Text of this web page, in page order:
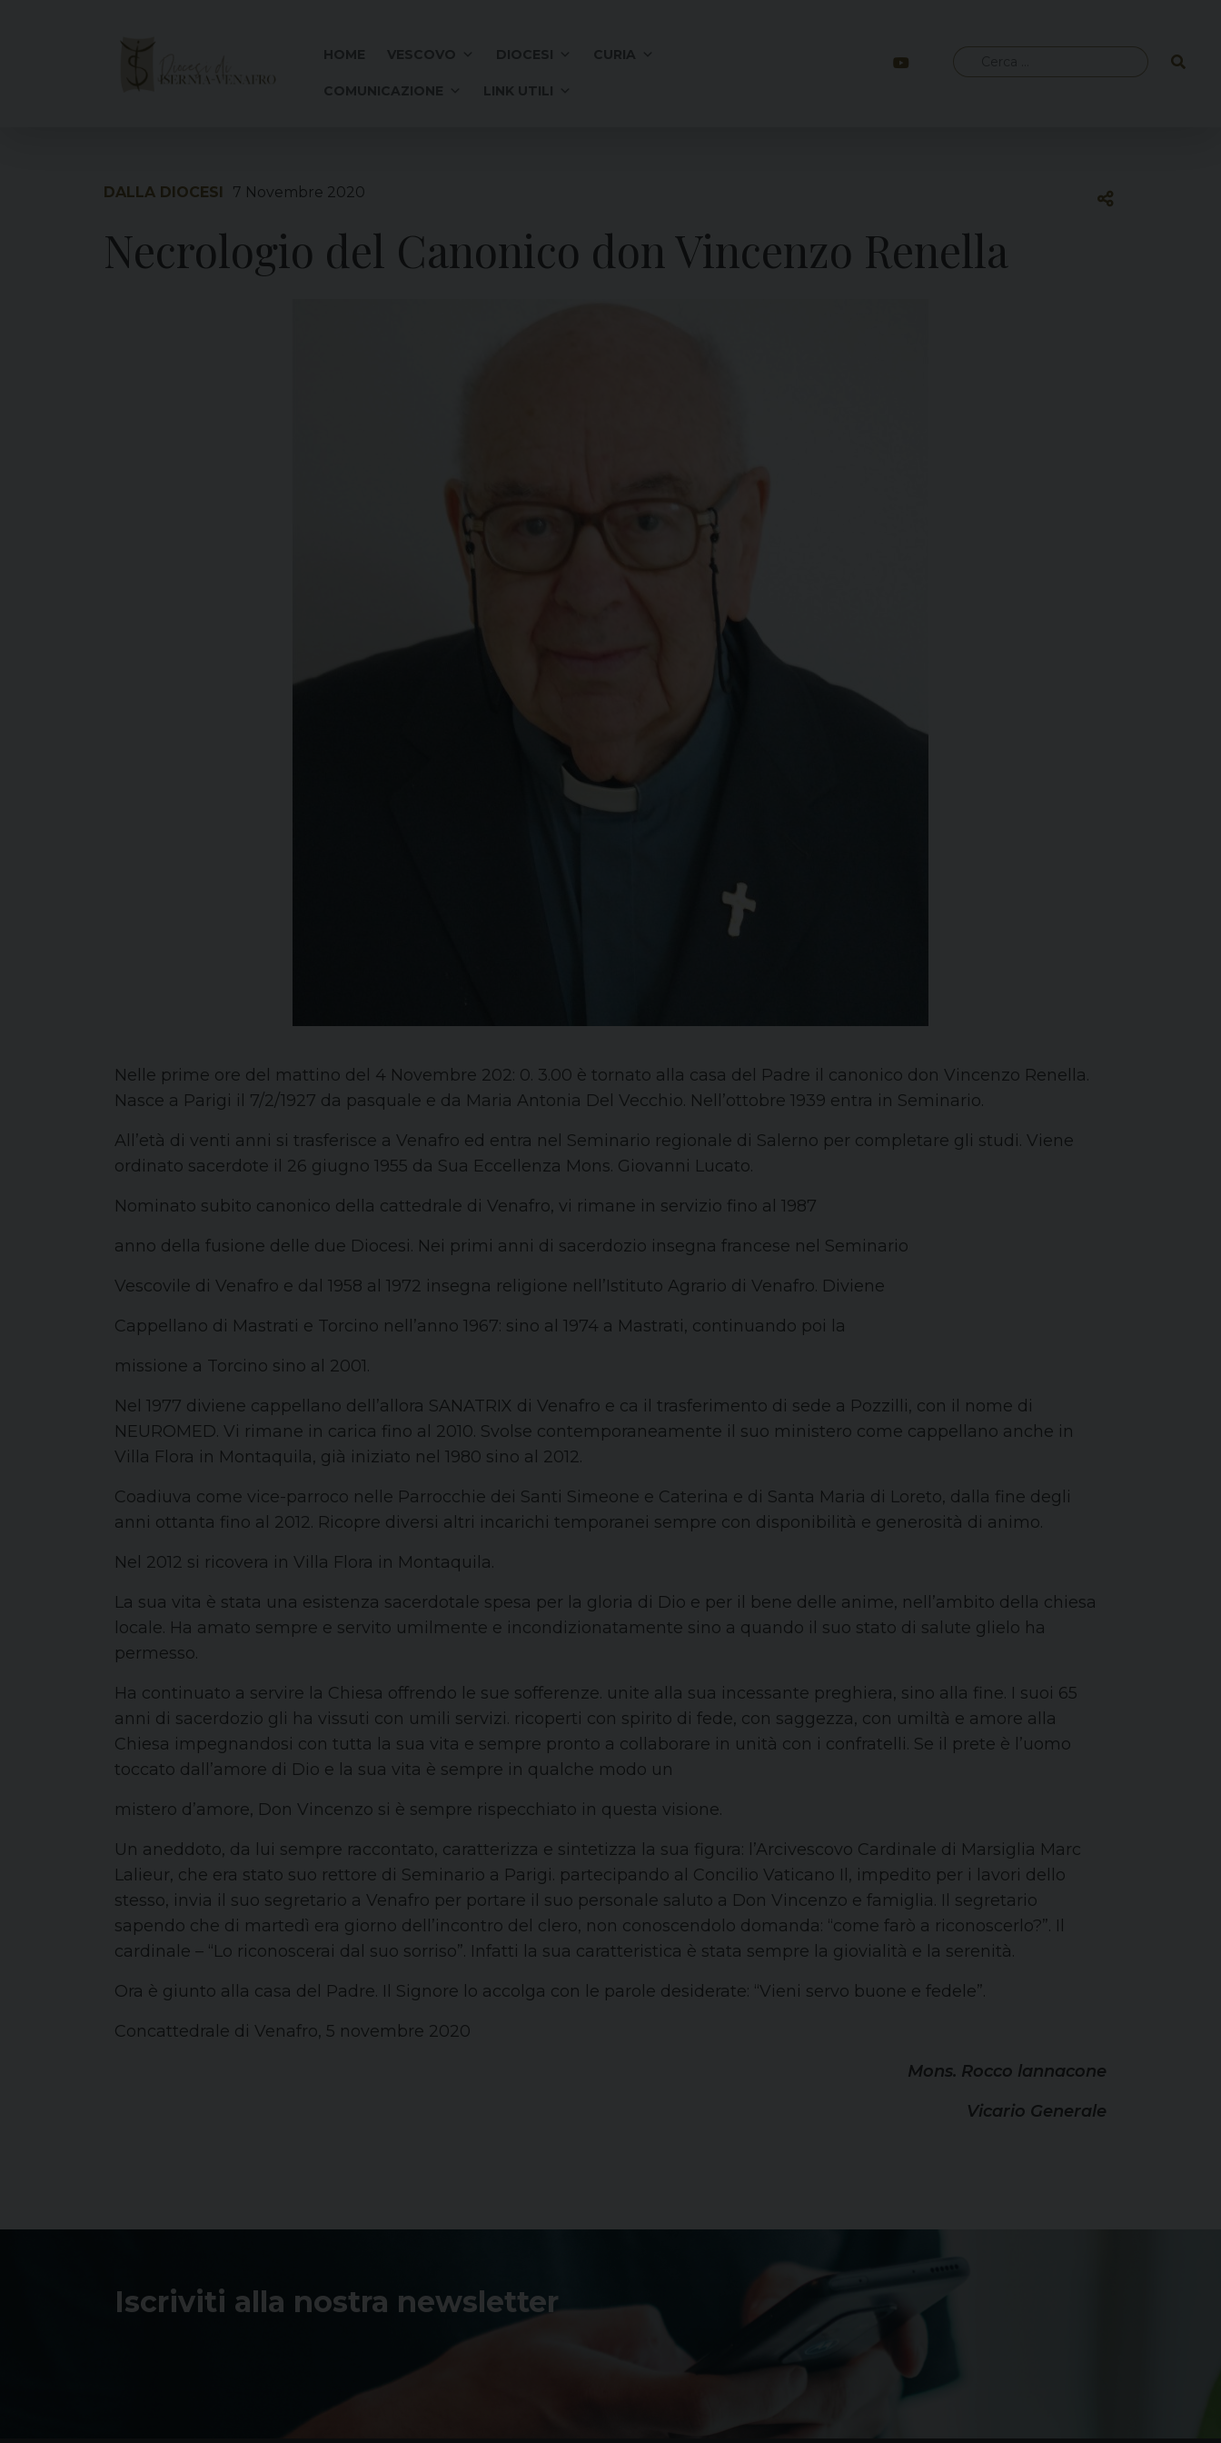
per:
DALLA DIOCESI 7 Novembre 2020
Necrologio del Canonico don Vincenzo Renella
Nelle prime ore del mattino del 4 Novembre 202: 0. 3.00 è tornato alla casa del Padre il canonico don Vincenzo Renella.
Nasce a Parigi il 7/2/1927 da pasquale e da Maria Antonia Del Vecchio. Nell’ottobre 1939 entra in Seminario.
All’età di venti anni si trasferisce a Venafro ed entra nel Seminario regionale di Salerno per completare gli studi. Viene
ordinato sacerdote il 26 giugno 1955 da Sua Eccellenza Mons. Giovanni Lucato.
Nominato subito canonico della cattedrale di Venafro, vi rimane in servizio fino al 1987
anno della fusione delle due Diocesi. Nei primi anni di sacerdozio insegna francese nel Seminario
Vescovile di Venafro e dal 1958 al 1972 insegna religione nell’Istituto Agrario di Venafro. Diviene
Cappellano di Mastrati e Torcino nell’anno 1967: sino al 1974 a Mastrati, continuando poi la
missione a Torcino sino al 2001.
Nel 1977 diviene cappellano dell’allora SANATRIX di Venafro e ca il trasferimento di sede a Pozzilli, con il nome di
NEUROMED. Vi rimane in carica fino al 2010. Svolse contemporaneamente il suo ministero come cappellano anche in
Villa Flora in Montaquila, già iniziato nel 1980 sino al 2012.
Coadiuva come vice-parroco nelle Parrocchie dei Santi Simeone e Caterina e di Santa Maria di Loreto, dalla fine degli
anni ottanta fino al 2012. Ricopre diversi altri incarichi temporanei sempre con disponibilità e generosità di animo.
Nel 2012 si ricovera in Villa Flora in Montaquila.
La sua vita è stata una esistenza sacerdotale spesa per la gloria di Dio e per il bene delle anime, nell’ambito della chiesa
locale. Ha amato sempre e servito umilmente e incondizionatamente sino a quando il suo stato di salute glielo ha
permesso.
Ha continuato a servire la Chiesa offrendo le sue sofferenze. unite alla sua incessante preghiera, sino alla fine. I suoi 65
anni di sacerdozio gli ha vissuti con umili servizi. ricoperti con spirito di fede, con saggezza, con umiltà e amore alla
Chiesa impegnandosi con tutta la sua vita e sempre pronto a collaborare in unità con i confratelli. Se il prete è l’uomo
toccato dall’amore di Dio e la sua vita è sempre in qualche modo un
mistero d’amore, Don Vincenzo si è sempre rispecchiato in questa visione.
Un aneddoto, da lui sempre raccontato, caratterizza e sintetizza la sua figura: l’Arcivescovo Cardinale di Marsiglia Marc
Lalieur, che era stato suo rettore di Seminario a Parigi. partecipando al Concilio Vaticano Il, impedito per i lavori dello
stesso, invia il suo segretario a Venafro per portare il suo personale saluto a Don Vincenzo e famiglia. Il segretario
sapendo che di martedì era giorno dell’incontro del clero, non conoscendolo domanda: “come farò a riconoscerlo?”. Il
cardinale – “Lo riconoscerai dal suo sorriso”. Infatti la sua caratteristica è stata sempre la giovialità e la serenità.
Ora è giunto alla casa del Padre. Il Signore lo accolga con le parole desiderate: “Vieni servo buone e fedele”.
Concattedrale di Venafro, 5 novembre 2020
Mons. Rocco lannacone
Vicario Generale
Iscriviti alla nostra newsletter